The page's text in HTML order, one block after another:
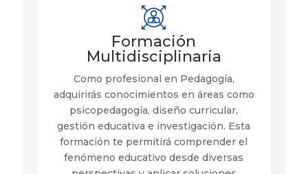
Formación
Multidisciplinaria
Como profesional en Pedagogía,
adquirirás conocimientos en áreas como
psicopedagogía, diseño curricular,
gestión educativa e investigación. Esta
formación te permitirá comprender el
fenómeno educativo desde diversas